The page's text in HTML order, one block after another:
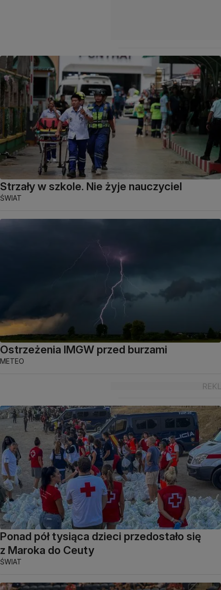
Strzały w szkole. Nie żyje nauczyciel
ŚWIAT
Ostrzeżenia IMGW przed burzami
METEO
Ponad pół tysiąca dzieci przedostało się
z Maroka do Ceuty
ŚWIAT